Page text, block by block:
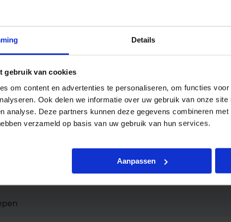
Details
gebruik van cookies
om content en advertenties te personaliseren, om functies
Ook delen we informatie over uw gebruik van onze
analyse. Deze partners kunnen deze gegevens combineren
verzameld op basis van uw gebruik van hun services.
Aanpassen